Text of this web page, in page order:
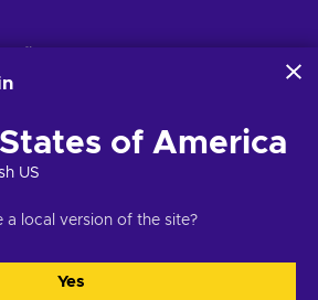
นลิขสิทธิ์. JSC “Helis play”, Gyneju St. 4-333, วิ
มูลเกี่ยวกับผู้ใช้เว็บไซต์นี้ เราใช้ข้อมูลนี้เพื่อ
ใช้เพื่อปรับแต่งโฆษณา
หมายความว่าคุณยินยอมให้ Eneba และ
หล่านี้ คุณสามารถปรับเปลี่ยนความยินยอม
วกับวิธีที่ Google ใช้ข้อมูลของคุณ โปรดดู
of America
US
a local version of the site?
Yes